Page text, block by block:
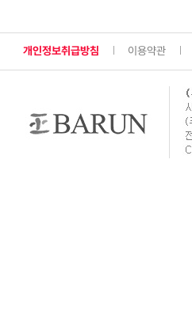
개인정보취급방침 이용약관